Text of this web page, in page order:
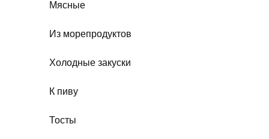
Мясные
Из морепродуктов
Холодные закуски
К пиву
Тосты